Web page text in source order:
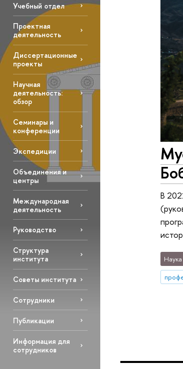
Учебный отдел
Проектная
деятельность
Диссертационные
проекты
Научная
деятельность:
обзор
Семинары и
конференции
Экспедиции
Объединения и
центры
Международная
деятельность
Руководство
Структура
института
Советы института
Сотрудники
Публикации
Информация для
сотрудников
В
Наука